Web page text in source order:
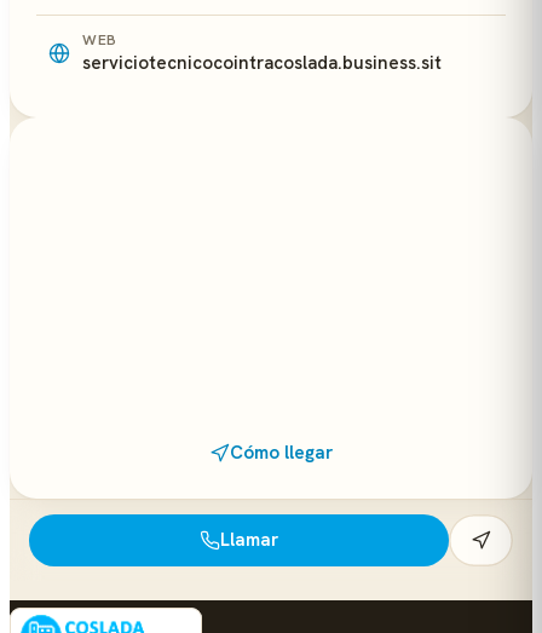
WEB
serviciotecnicocointracoslada.business.sit
Cómo llegar
Llamar